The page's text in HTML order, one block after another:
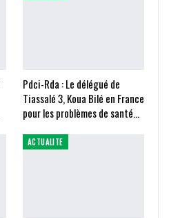
Pdci-Rda : Le délégué de
Tiassalé 3, Koua Bilé en France
pour les problèmes de santé…
ACTUALITE